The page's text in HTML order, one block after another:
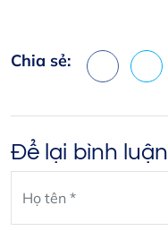
Chia sẻ:
Facebook
X
Để lại bình luận
blank